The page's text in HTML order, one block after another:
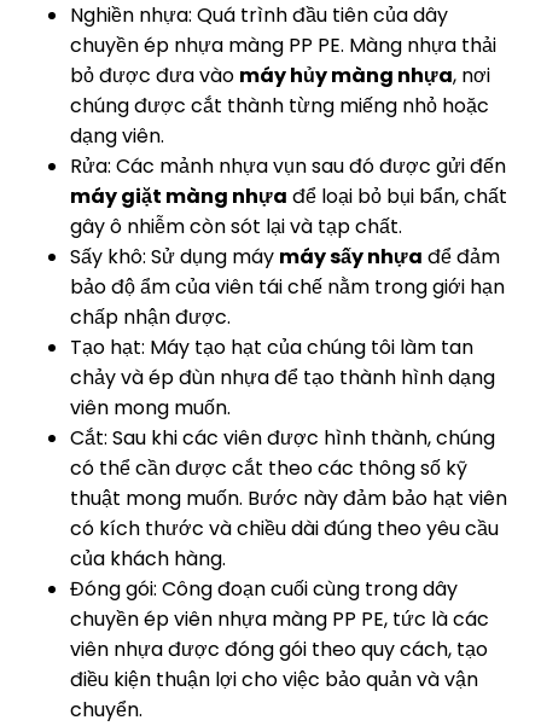
Nghiền nhựa: Quá trình đầu tiên của dây
chuyền ép nhựa màng PP PE. Màng nhựa thải
bỏ được đưa vào máy hủy màng nhựa, nơi
chúng được cắt thành từng miếng nhỏ hoặc
dạng viên.
Rửa: Các mảnh nhựa vụn sau đó được gửi đến
máy giặt màng nhựa để loại bỏ bụi bẩn, chất
gây ô nhiễm còn sót lại và tạp chất.
Sấy khô: Sử dụng máy máy sấy nhựa để đảm
bảo độ ẩm của viên tái chế nằm trong giới hạn
chấp nhận được.
Tạo hạt: Máy tạo hạt của chúng tôi làm tan
chảy và ép đùn nhựa để tạo thành hình dạng
viên mong muốn.
Cắt: Sau khi các viên được hình thành, chúng
có thể cần được cắt theo các thông số kỹ
thuật mong muốn. Bước này đảm bảo hạt viên
có kích thước và chiều dài đúng theo yêu cầu
của khách hàng.
Đóng gói: Công đoạn cuối cùng trong dây
chuyền ép viên nhựa màng PP PE, tức là các
viên nhựa được đóng gói theo quy cách, tạo
điều kiện thuận lợi cho việc bảo quản và vận
chuyển.